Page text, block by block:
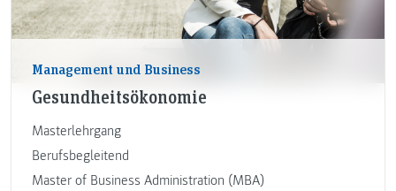
Management und Business
Gesundheitsökonomie
Masterlehrgang
Berufsbegleitend
Master of Business Administration (MBA)